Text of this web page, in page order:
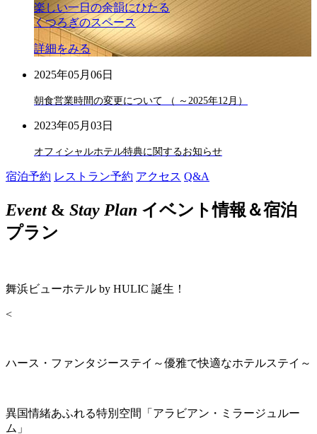
楽しい一日の余韻にひたる
くつろぎのスペース
詳細をみる
2025年05月06日
朝食営業時間の変更について （ ～2025年12月）
2023年05月03日
オフィシャルホテル特典に関するお知らせ
宿泊予約 レストラン予約 アクセス Q&A
Event& Stay Plan イベント情報＆宿泊
プラン
舞浜ビューホテル by HULIC 誕生！
<
ハース・ファンタジーステイ～優雅で快適なホテルステイ～
異国情緒あふれる特別空間「アラビアン・ミラージュルー
ム」